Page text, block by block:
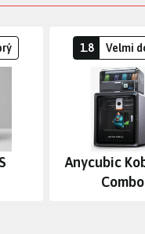
1.8 Velmi
Anycubic
Combo